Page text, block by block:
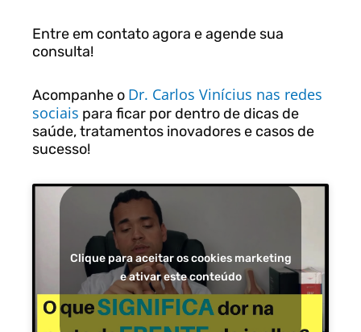
Entre em contato agora e agende sua
consulta!
Acompanhe o Dr. Carlos Vinícius nas redes
sociais para ficar por dentro de dicas de
saúde, tratamentos inovadores e casos de
sucesso!
Clique para aceitar os cookies marketing
e ativar este conteúdo